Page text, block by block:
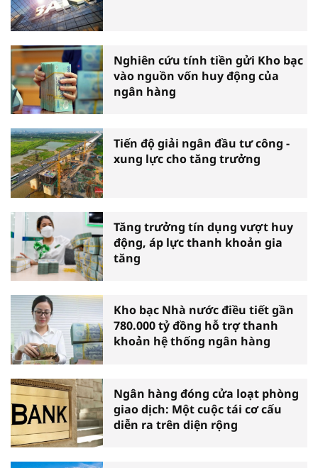
Nghiên cứu tính tiền gửi Kho bạc
vào nguồn vốn huy động của
ngân hàng
Tiến độ giải ngân đầu tư công -
xung lực cho tăng trưởng
Tăng trưởng tín dụng vượt huy
động, áp lực thanh khoản gia
tăng
Kho bạc Nhà nước điều tiết gần
780.000 tỷ đồng hỗ trợ thanh
khoản hệ thống ngân hàng
Ngân hàng đóng cửa loạt phòng
giao dịch: Một cuộc tái cơ cấu
diễn ra trên diện rộng